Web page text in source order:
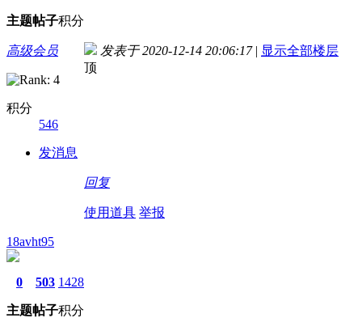
主题帖子积分
高级会员
积分
546
发消息
发表于 2020-12-14 20:06:17 | 显示全部楼层
顶
回复
使用道具 举报
18avht95
0
主题
503
帖子
1428
积分